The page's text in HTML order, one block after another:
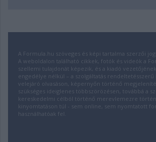
A Formula.hu szöveges és képi tartalma szerzői
A weboldalon található cikkek, fotók és videók a
szellemi tulajdonát képezik, és a kiadó
engedélye nélkül – a szolgáltatás rendeltetésszerű
velejáró olvasáson, képernyőn történő
szükséges ideiglenes többszörözésen, továbbá a
kereskedelmi célból történő merevlemezre
kinyomtatáson túl - sem online, sem nyomtatott
használhatóak fel.